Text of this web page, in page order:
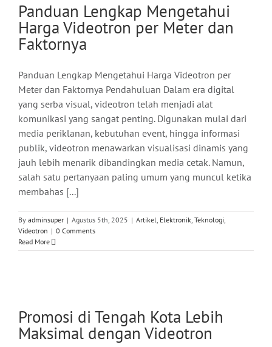
Panduan Lengkap Mengetahui
Harga Videotron per Meter dan
Faktornya
Panduan Lengkap Mengetahui Harga Videotron per
Meter dan Faktornya Pendahuluan Dalam era digital
yang serba visual, videotron telah menjadi alat
komunikasi yang sangat penting. Digunakan mulai dari
media periklanan, kebutuhan event, hingga informasi
publik, videotron menawarkan visualisasi dinamis yang
jauh lebih menarik dibandingkan media cetak. Namun,
salah satu pertanyaan paling umum yang muncul ketika
membahas [...]
By adminsuper | Agustus 5th, 2025 | Artikel, Elektronik, Teknologi,
Videotron | 0 Comments
Read More
Promosi di Tengah Kota Lebih
Maksimal dengan Videotron